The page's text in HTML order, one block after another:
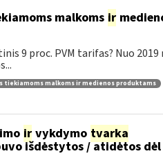
malkoms ir
9 proc. PVM tarifas? Nuo 2019
malkoms ir medienos produktams
irvykdymo tvarka
išdėstytos / atidėtos dėl